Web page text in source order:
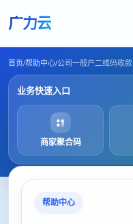
广力云
首页/帮助中心/公司一般户二维码收款
业务快速入口
商家聚合码
帮助中心